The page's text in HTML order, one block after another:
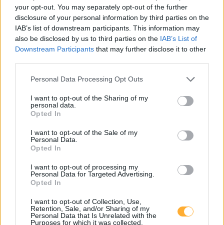
your opt-out. You may separately opt-out of the further
disclosure of your personal information by third parties on the
IAB’s list of downstream participants. This information may
also be disclosed by us to third parties on the IAB’s List of
Downstream Participants that may further disclose it to other
Personal Data Processing Opt Outs
I want to opt-out of the Sharing of my
personal data.
Opted In
I want to opt-out of the Sale of my
Personal Data.
Opted In
I want to opt-out of processing my
Personal Data for Targeted Advertising.
Opted In
I want to opt-out of Collection, Use,
Retention, Sale, and/or Sharing of my
Personal Data that Is Unrelated with the
Purposes for which it was collected.
0,75€/kWh
9,0
Eisenstadt, HOFER Mattersburger Str.
Mattersburger Straße 35
9,0
Eisenstadt, HOFER Mattersburger Str.
Mattersburger Straße 35
0,32
STQ Ebner Eisenstadt Aufbereitung 1
Eisbachstraße 4
0,32
STQ Ebner Eisenstadt Auslieferung 2
Eisbachstraße 4
0,32
Stromquelle Ebner Eisenstadt Auslieferung
Eisbachstraße 4
0,32
STQ Ebner Eisenstadt Auslieferung 3
Eisbachstraße 4